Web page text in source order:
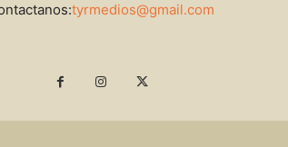
tyrmedios@gmail.com